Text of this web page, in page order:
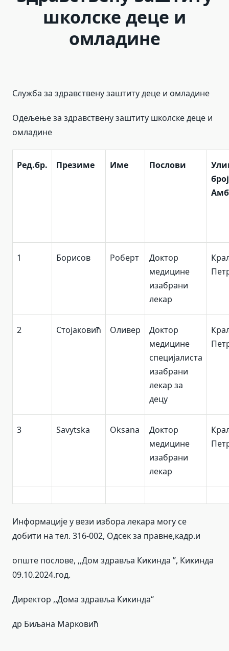
школске деце и
омладине
Служба за здравствену заштиту деце и омладине
Одељење за здравствену заштиту школске деце и
омладине
Ред.бр. Презиме Име Послови
1 Борисов Роберт
Доктор
медицине
изабрани
лекар
2 Стојаковић Оливер
Доктор
медицине
специјалиста
изабрани
лекар за
децу
3 Savytska Oksana
Доктор
медицине
изабрани
лекар
Информације у вези избора лекара могу се
добити на тел. 316-002, Oдсек за правне,кадр.и
опште послове, ,,Дом здравља Кикинда ”, Кикинда
09.10.2024.год.
Директор ,,Дома здравља Кикинда“
др Биљана Марковић